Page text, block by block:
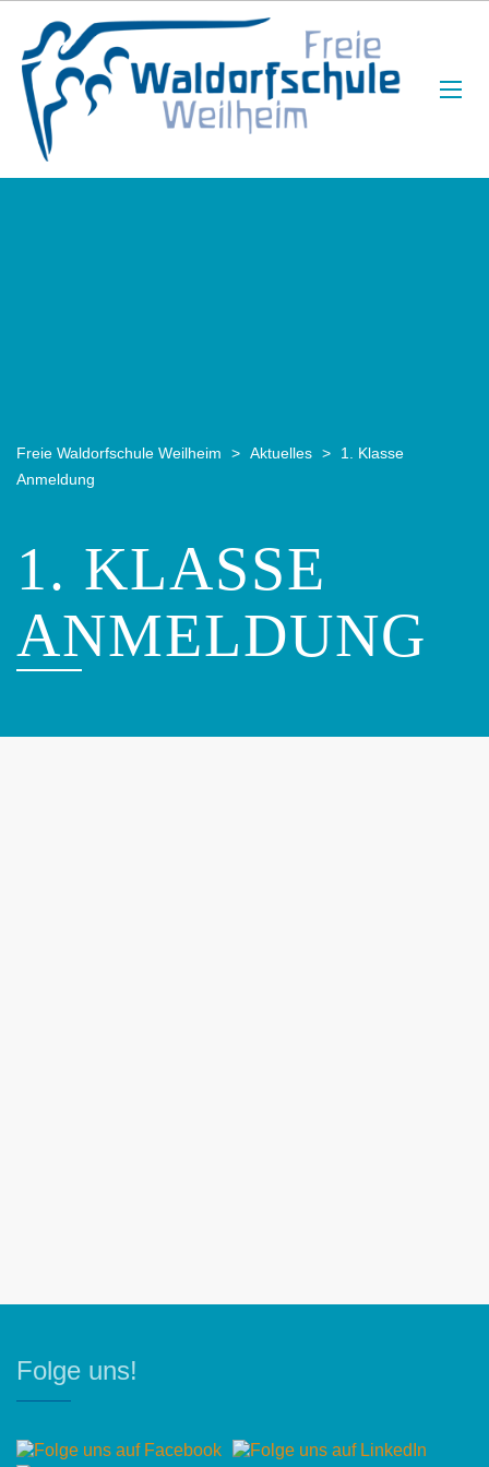
Freie Waldorfschule Weilheim > Aktuelles >
1. Klasse
Anmeldung
1. KLASSE
ANMELDUNG
Folge uns!